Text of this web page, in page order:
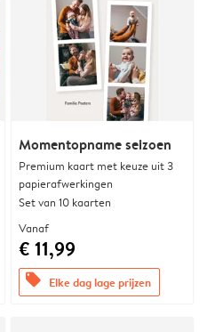
Momentopname seizoen
Premium kaart met keuze uit 3
papierafwerkingen
Set van 10 kaarten
Vanaf
€ 11,99
offers Elke dag lage prijzen